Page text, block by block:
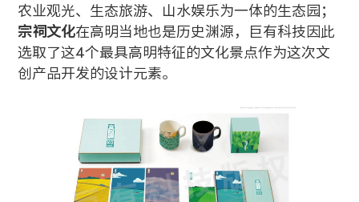
农业观光、生态旅游、山水娱乐为一体的生态园；
宗祠文化在高明当地也是历史渊源，巨有科技因此
选取了这4个最具高明特征的文化景点作为这次文
创产品开发的设计元素。